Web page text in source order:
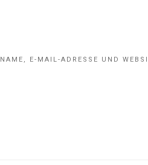
NAME, E-MAIL-ADRESSE UND